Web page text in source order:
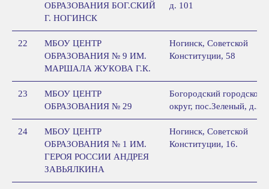
ОБРАЗОВАНИЯ БОГ.СКИЙ
Г. НОГИНСК
д. 101
22
МБОУ ЦЕНТР
ОБРАЗОВАНИЯ № 9 ИМ.
МАРШАЛА ЖУКОВА Г.К.
Ногинск, Советской
Конституции, 58
23
МБОУ ЦЕНТР
ОБРАЗОВАНИЯ № 29
Богородский городской
округ, пос.Зеленый, д.24
24
МБОУ ЦЕНТР
ОБРАЗОВАНИЯ № 1 ИМ.
ГЕРОЯ РОССИИ АНДРЕЯ
ЗАВЬЯЛКИНА
Ногинск, Советской
Конституции, 16.